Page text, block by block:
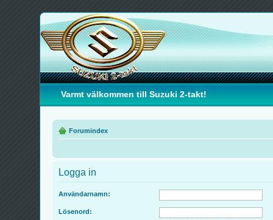
Varmt välkommen till Suzuki 2-takt!
Forumindex
Logga in
Användarnamn:
Lösenord: